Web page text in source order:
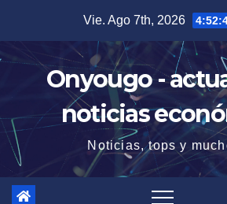
contenido
Vie. Ago 7th, 2026
Onyougo -
noticias
Noticias, tops y